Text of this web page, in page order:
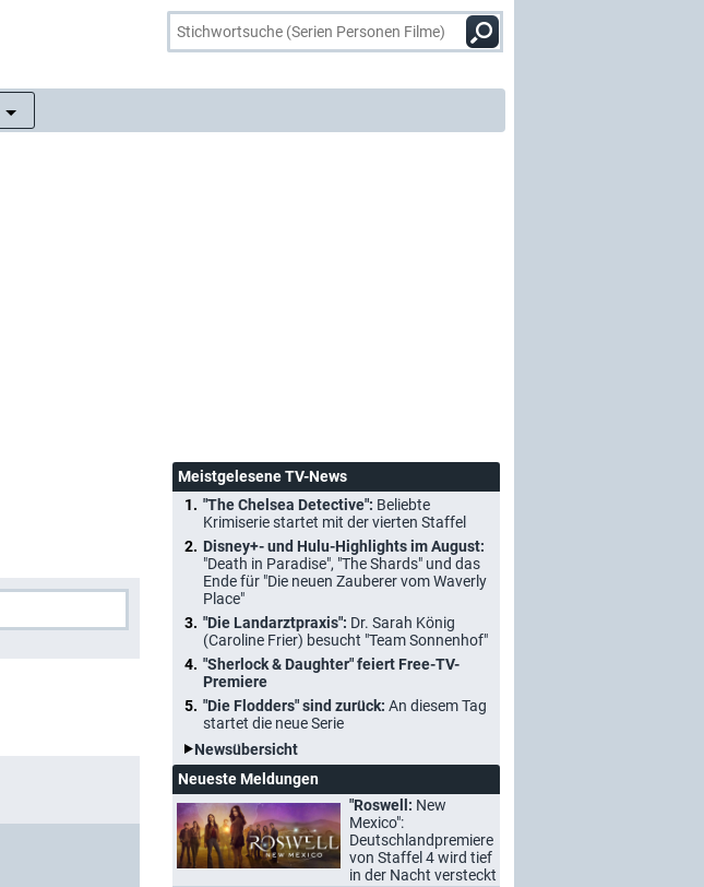
Meistgelesene TV-News
"The Chelsea Detective": Beliebte
Krimiserie startet mit der vierten Staffel
Disney+- und Hulu-Highlights im August:
"Death in Paradise", "The Shards" und das
Ende für "Die neuen Zauberer vom Waverly
Place"
"Die Landarztpraxis": Dr. Sarah König
(Caroline Frier) besucht "Team Sonnenhof"
"Sherlock & Daughter" feiert Free-TV-
Premiere
"Die Flodders" sind zurück: An diesem Tag
startet die neue Serie
Newsübersicht
Neueste Meldungen
"Roswell: New
Mexico":
Deutschlandpremiere
von Staffel 4 wird tief
in der Nacht versteckt